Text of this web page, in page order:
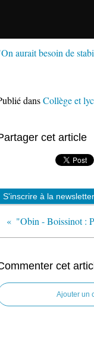
aurait besoin de
dansCollège et
cet article
S'inscrire à la newsletter
cet
Ajouter un